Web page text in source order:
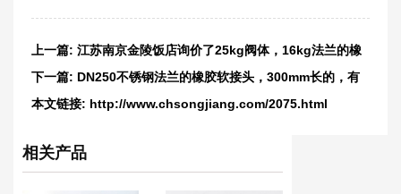
上一篇: 江苏南京金陵饭店询价了25kg阀体，16kg法兰的橡
胶软接头
下一篇: DN250不锈钢法兰的橡胶软接头，300mm长的，有
做么？
本文链接: http://www.chsongjiang.com/2075.html
相关产品